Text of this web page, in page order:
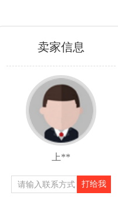
卖家信息
上**
打给我